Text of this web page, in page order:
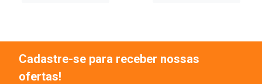
Cadastre-se para receber nossas
ofertas!